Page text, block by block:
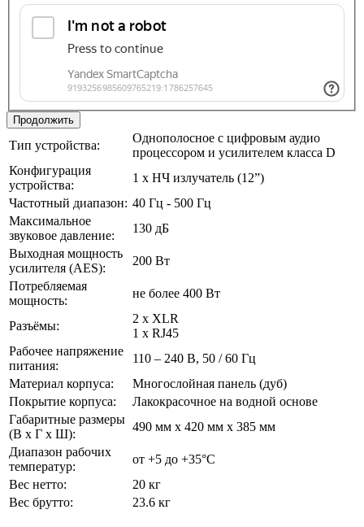
Продолжить
Тип устройства:
Однополосное с цифровым аудио
процессором и усилителем класса D
Конфигурация
устройства:
1 х НЧ излучатель (12”)
Частотный диапазон: 40 Гц - 500 Гц
Максимальное
звуковое давление:
130 дБ
Выходная мощность
усилителя (AES):
200 Вт
Потребляемая
мощность:
не более 400 Вт
Разъёмы:
2 х XLR
1 х RJ45
Рабочее напряжение
питания:
110 – 240 В, 50 / 60 Гц
Материал корпуса:
Многослойная панель (дуб)
Покрытие корпуса:
Лакокрасочное на водной основе
Габаритные размеры
(В х Г х Ш):
490 мм х 420 мм х 385 мм
Диапазон рабочих
температур:
от +5 до +35°С
Вес нетто:
20 кг
Вес брутто:
23.6 кг